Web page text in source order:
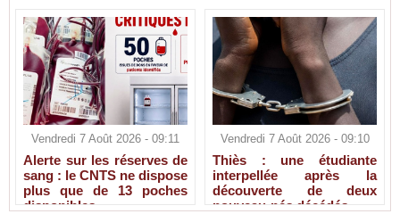
Vendredi 7 Août 2026 - 09:11
Alerte sur les réserves de
sang : le CNTS ne dispose
plus que de 13 poches
disponibles
Vendredi 7 Août 2026 - 09:10
Thiès : une étudiante
interpellée après la
découverte de deux
nouveau-nés décédés